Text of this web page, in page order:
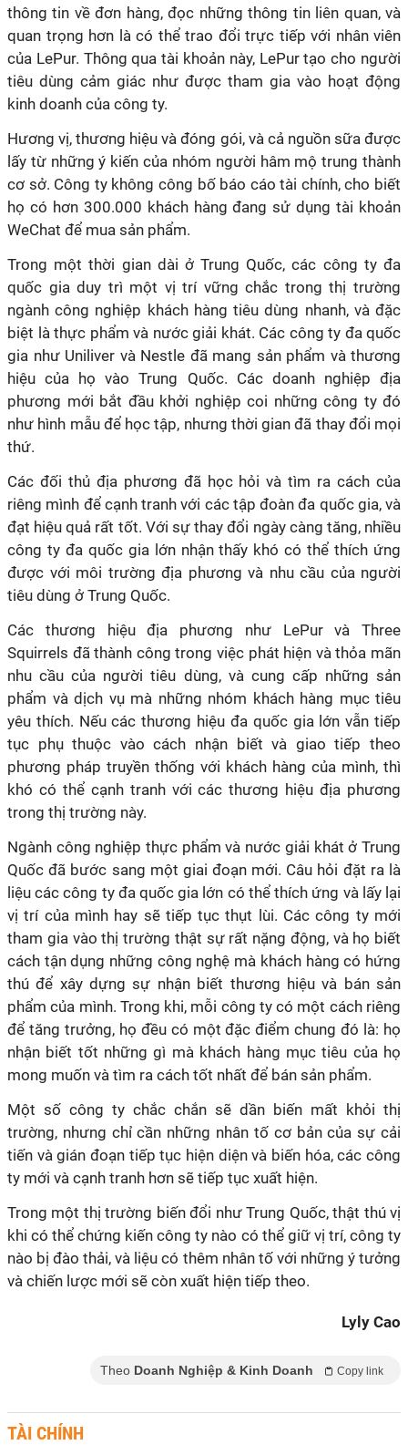
thông tin về đơn hàng, đọc những thông tin liên quan, và
quan trọng hơn là có thể trao đổi trực tiếp với nhân viên
của LePur. Thông qua tài khoản này, LePur tạo cho người
tiêu dùng cảm giác như được tham gia vào hoạt động
kinh doanh của công ty.
Hương vị, thương hiệu và đóng gói, và cả nguồn sữa được
lấy từ những ý kiến của nhóm người hâm mộ trung thành
cơ sở. Công ty không công bố báo cáo tài chính, cho biết
họ có hơn 300.000 khách hàng đang sử dụng tài khoản
WeChat để mua sản phẩm.
Trong một thời gian dài ở Trung Quốc, các công ty đa
quốc gia duy trì một vị trí vững chắc trong thị trường
ngành công nghiệp khách hàng tiêu dùng nhanh, và đặc
biệt là thực phẩm và nước giải khát. Các công ty đa quốc
gia như Uniliver và Nestle đã mang sản phẩm và thương
hiệu của họ vào Trung Quốc. Các doanh nghiệp địa
phương mới bắt đầu khởi nghiệp coi những công ty đó
như hình mẫu để học tập, nhưng thời gian đã thay đổi mọi
thứ.
Các đối thủ địa phương đã học hỏi và tìm ra cách của
riêng mình để cạnh tranh với các tập đoàn đa quốc gia, và
đạt hiệu quả rất tốt. Với sự thay đổi ngày càng tăng, nhiều
công ty đa quốc gia lớn nhận thấy khó có thể thích ứng
được với môi trường địa phương và nhu cầu của người
tiêu dùng ở Trung Quốc.
Các thương hiệu địa phương như LePur và Three
Squirrels đã thành công trong việc phát hiện và thỏa mãn
nhu cầu của người tiêu dùng, và cung cấp những sản
phẩm và dịch vụ mà những nhóm khách hàng mục tiêu
yêu thích. Nếu các thương hiệu đa quốc gia lớn vẫn tiếp
tục phụ thuộc vào cách nhận biết và giao tiếp theo
phương pháp truyền thống với khách hàng của mình, thì
khó có thể cạnh tranh với các thương hiệu địa phương
trong thị trường này.
Ngành công nghiệp thực phẩm và nước giải khát ở Trung
Quốc đã bước sang một giai đoạn mới. Câu hỏi đặt ra là
liệu các công ty đa quốc gia lớn có thể thích ứng và lấy lại
vị trí của mình hay sẽ tiếp tục thụt lùi. Các công ty mới
tham gia vào thị trường thật sự rất nặng động, và họ biết
cách tận dụng những công nghệ mà khách hàng có hứng
thú để xây dựng sự nhận biết thương hiệu và bán sản
phẩm của mình. Trong khi, mỗi công ty có một cách riêng
để tăng trưởng, họ đều có một đặc điểm chung đó là: họ
nhận biết tốt những gì mà khách hàng mục tiêu của họ
mong muốn và tìm ra cách tốt nhất để bán sản phẩm.
Một số công ty chắc chắn sẽ dần biến mất khỏi thị
trường, nhưng chỉ cần những nhân tố cơ bản của sự cải
tiến và gián đoạn tiếp tục hiện diện và biến hóa, các công
ty mới và cạnh tranh hơn sẽ tiếp tục xuất hiện.
Trong một thị trường biến đổi như Trung Quốc, thật thú vị
khi có thể chứng kiến công ty nào có thể giữ vị trí, công ty
nào bị đào thải, và liệu có thêm nhân tố với những ý tưởng
và chiến lược mới sẽ còn xuất hiện tiếp theo.
Lyly Cao
Theo Doanh Nghiệp & Kinh Doanh Copy link
TÀI CHÍNH